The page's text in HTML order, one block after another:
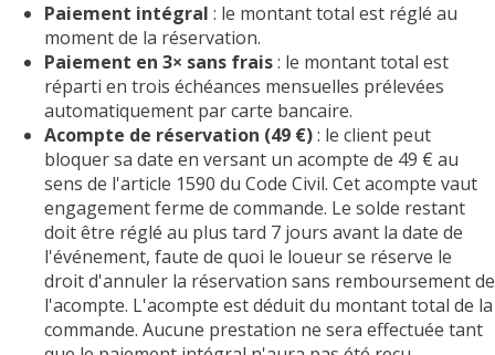
Paiement intégral : le montant total est réglé au
moment de la réservation.
Paiement en 3× sans frais: le montant total est
réparti en trois échéances mensuelles prélevées
automatiquement par carte bancaire.
Acompte de réservation (49 €): le client peut
bloquer sa date en versant un acompte de 49 € au
sens de l'article 1590 du Code Civil. Cet acompte vaut
engagement ferme de commande. Le solde restant
doit être réglé au plus tard 7 jours avant la date de
l'événement, faute de quoi le loueur se réserve le
droit d'annuler la réservation sans remboursement de
l'acompte. L'acompte est déduit du montant total de la
commande. Aucune prestation ne sera effectuée tant